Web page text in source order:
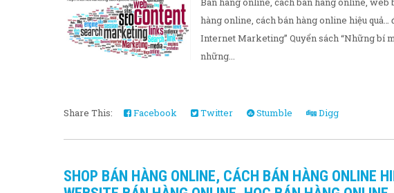
hàng online, cách bán hàng online hiệu
Internet Marketing” Quyển sách “Những bí
những...
Share This: Facebook Twitter Stumble Digg
SHOP BÁN HÀNG ONLINE, CÁCH BÁN HÀNG ONLINE